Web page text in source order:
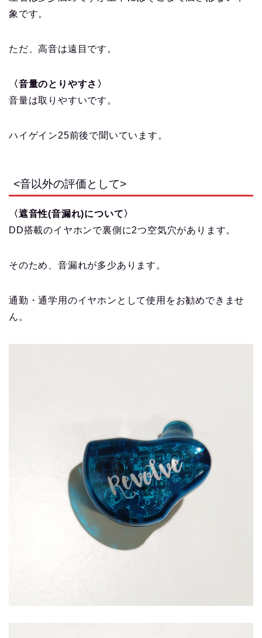
象です。
ただ、高音は遠目です。
〈音量のとりやすさ〉
音量は取りやすいです。
ハイゲイン25前後で聞いています。
<音以外の評価として>
〈遮音性(音漏れ)について〉
DD搭載のイヤホンで裏側に2つ空気穴があります。
そのため、 音漏れが多少あります 。
通勤・通学用のイヤホンとして使用をお勧めできませ
ん。